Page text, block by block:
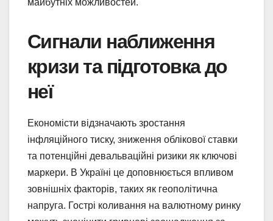
Сигнали наближення
кризи та підготовка до
неї
Економісти відзначають зростання
інфляційного тиску, зниження облікової ставки
та потенційні девальваційні ризики як ключові
маркери. В Україні це доповнюється впливом
зовнішніх факторів, таких як геополітична
напруга. Гострі коливання на валютному ринку